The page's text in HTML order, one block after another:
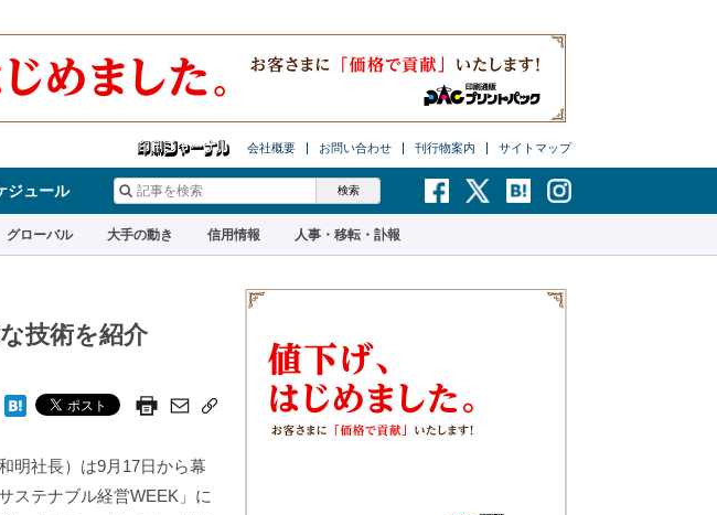
会社概要 お問い合わせ 刊行物案内 サイトマップ
ジュール
グローバル 大手の動き 信用情報 人事・移転・訃報
技術を紹介
明社長）は9月17日から幕
ステナブル経営WEEK」に